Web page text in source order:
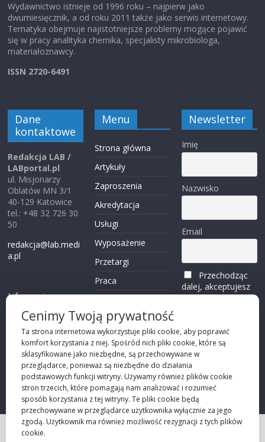
Wydawnictwo istnieje od 1996 roku – najpierw jako
dwumiesięcznik, a od roku 2011 także jako serwis internetowy.
Tematyka obejmuje najistotniejsze problemy mogące pojawić
się w pracy analityka chemika, specjalisty mikrobiologa,
materiałoznawcy.
ISSN 2720-6491
Dane
kontaktowe
Redakcja LAB /
LABportal.pl
ul. Misjonarzy
Oblatów MN 3/1
40-129 Katowice
tel.: +48 32 726 30
50
redakcja@lab.medi
a.pl
Informacje o
Przechodząc dalej,
akceptujeszpolity
kę prywatności
Menu
Strona główna
Artykuły
Zaproszenia
Akredytacja
Usługi
Wyposażenie
Przetargi
Praca
Kontakt
Newsletter
Imię
Nazwisko
Email
Przechodząc
dalej, akceptujesz
politykę
Cenimy Twoją prywatność
Ta strona internetowa wykorzystuje pliki cookie, aby poprawić
komfort korzystania z niej. Spośród nich pliki cookie, które są
sklasyfikowane jako niezbędne, są przechowywane w
przeglądarce, ponieważ są niezbędne do działania
podstawowych funkcji witryny. Używamy również plików cookie
stron trzecich, które pomagają nam analizować i rozumieć
sposób korzystania z tej witryny. Te pliki cookie będą
przechowywane w przeglądarce użytkownika wyłącznie za jego
zgodą. Użytkownik ma również możliwość rezygnacji z tych plików
cookie.